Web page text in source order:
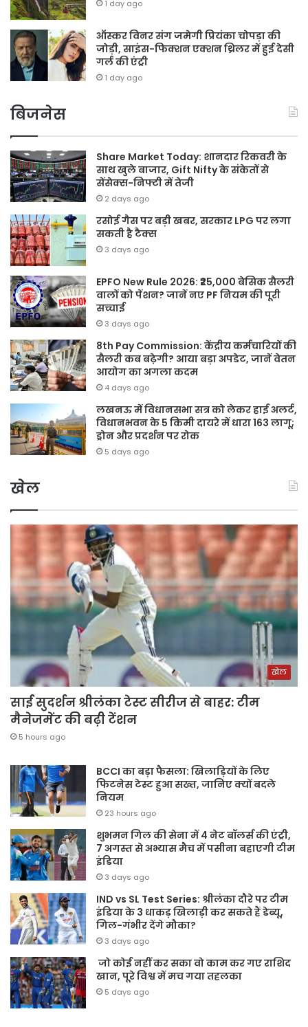
1 day ago
ऑस्कर विनर संग जमेगी प्रियंका चोपड़ा की
जोड़ी, साइंस-फिक्शन एक्शन थ्रिलर में हुई देसी
गर्ल की एंट्री
1 day ago
बिजनेस
Share Market Today: शानदार रिकवरी के
साथ खुले बाजार, Gift Nifty के संकेतों से
सेंसेक्स-निफ्टी में तेजी
2 days ago
रसोई गैस पर बड़ी खबर, सरकार LPG पर लगा
सकती है टैक्स
3 days ago
EPFO New Rule 2026: ₹25,000 बेसिक सैलरी
वालों को पेंशन? जानें नए PF नियम की पूरी
सच्चाई
3 days ago
8th Pay Commission: केंद्रीय कर्मचारियों की
सैलरी कब बढ़ेगी? आया बड़ा अपडेट, जानें वेतन
आयोग का अगला कदम
4 days ago
लखनऊ में विधानसभा सत्र को लेकर हाई अलर्ट,
विधानभवन के 5 किमी दायरे में धारा 163 लागू;
ड्रोन और प्रदर्शन पर रोक
5 days ago
खेल
खेल
साई सुदर्शन श्रीलंका टेस्ट सीरीज से बाहर: टीम
मैनेजमेंट की बढ़ी टेंशन
5 hours ago
BCCI का बड़ा फैसला: खिलाड़ियों के लिए
फिटनेस टेस्ट हुआ सख्त, जानिए क्यों बदले
नियम
23 hours ago
शुभमन गिल की सेना में 4 नेट बॉलर्स की एंट्री,
7 अगस्त से अभ्यास मैच में पसीना बहाएगी टीम
इंडिया
3 days ago
IND vs SL Test Series: श्रीलंका दौरे पर टीम
इंडिया के 3 धाकड़ खिलाड़ी कर सकते हैं डेब्यू,
गिल-गंभीर देंगे मौका?
3 days ago
जो कोई नहीं कर सका वो काम कर गए राशिद
खान, पूरे विश्व में मच गया तहलका
5 days ago